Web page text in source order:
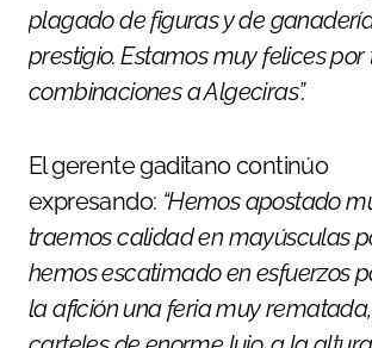
plagado de figuras y de
prestigio. Estamos muy felices por
combinaciones a Algeciras”.
El gerente gaditano continúo
expresando: “Hemos apostado
traemos calidad en mayúsculas
hemos escatimado en esfuerzos
la afición una feria muy